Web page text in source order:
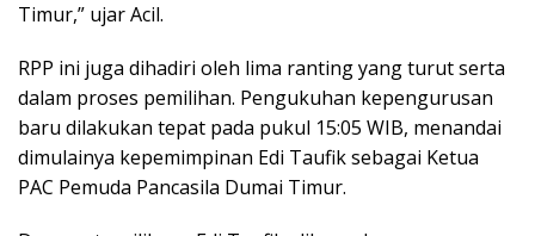
Timur,” ujar Acil.
RPP ini juga dihadiri oleh lima ranting yang turut serta
dalam proses pemilihan. Pengukuhan kepengurusan
baru dilakukan tepat pada pukul 15:05 WIB, menandai
dimulainya kepemimpinan Edi Taufik sebagai Ketua
PAC Pemuda Pancasila Dumai Timur.